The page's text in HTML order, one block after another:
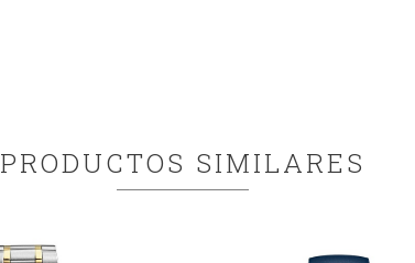
PRODUCTOS SIMILARES